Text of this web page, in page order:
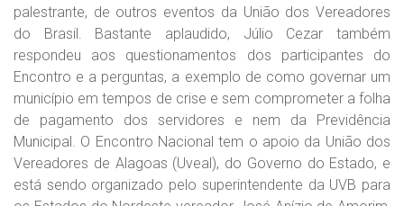
palestrante, de outros eventos da União dos Vereadores
do Brasil. Bastante aplaudido, Júlio Cezar também
respondeu aos questionamentos dos participantes do
Encontro e a perguntas, a exemplo de como governar um
município em tempos de crise e sem comprometer a folha
de pagamento dos servidores e nem da Previdência
Municipal. O Encontro Nacional tem o apoio da União dos
Vereadores de Alagoas (Uveal), do Governo do Estado, e
está sendo organizado pelo superintendente da UVB para